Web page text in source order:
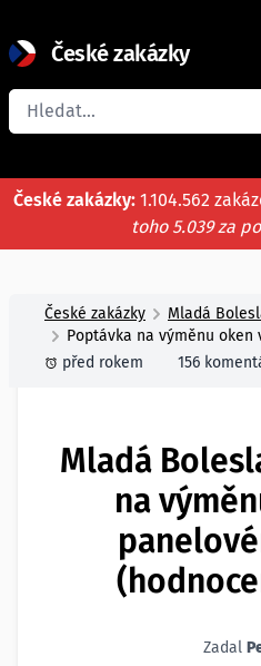
České zakázky
České zakázky: 1.104.562
toho 5.039 za
České zakázky
Mladá
Poptávka na výměnu oken
před rokem
156
Mladá
na
Zadal